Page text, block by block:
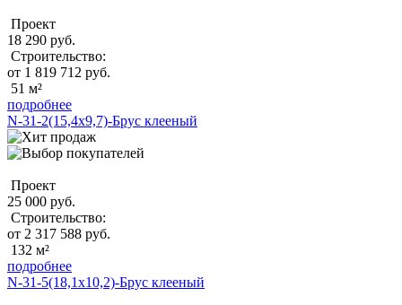
Проект
18 290 руб.
Строительство:
от 1 819 712 руб.
51 м²
подробнее
N-31-2(15,4х9,7)-Брус клееный
Проект
25 000 руб.
Строительство:
от 2 317 588 руб.
132 м²
подробнее
N-31-5(18,1х10,2)-Брус клееный